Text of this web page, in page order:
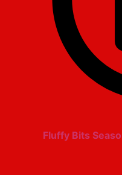
Fluffy Bits